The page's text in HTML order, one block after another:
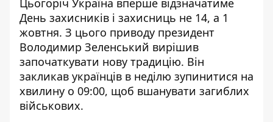
Цьогоріч Україна вперше відзначатиме
День захисників і захисниць не 14, а 1
жовтня. З цього приводу президент
Володимир Зеленський вирішив
започаткувати нову традицію. Він
закликав українців в неділю зупинитися на
хвилину о 09:00, щоб вшанувати загиблих
військових.